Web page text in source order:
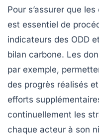
Pour s’assurer que
est essentiel de
indicateurs des ODD
bilan carbone. Les
par exemple,
des progrès réalisés
efforts
continuellement les
chaque acteur à son